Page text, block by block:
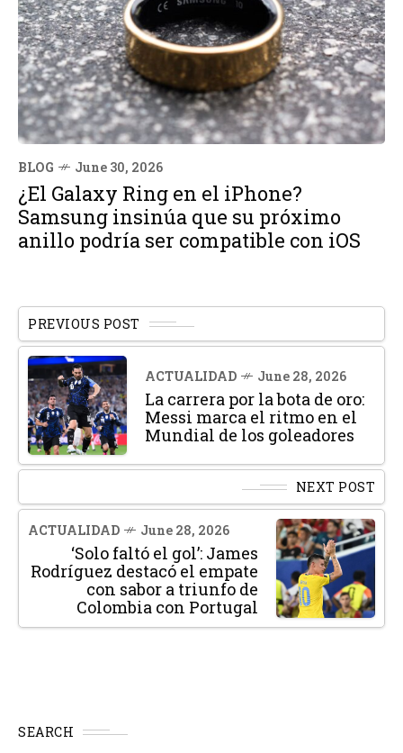
BLOG June 30, 2026
¿El Galaxy Ring en el iPhone?
Samsung insinúa que su próximo
anillo podría ser compatible con iOS
PREVIOUS POST
ACTUALIDAD June 28, 2026
La carrera por la bota de oro:
Messi marca el ritmo en el
Mundial de los goleadores
NEXT POST
ACTUALIDAD June 28, 2026
‘Solo faltó el gol’: James
Rodríguez destacó el empate
con sabor a triunfo de
Colombia con Portugal
SEARCH